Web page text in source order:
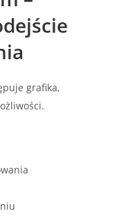
grafika,